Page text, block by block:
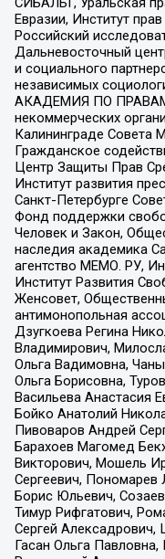
Евразии, Институт
Российский
Дальневосточный
и социального
независимых
АКАДЕМИЯ ПО ПРАВАМ
некоммерческих
Калининграде Совета
Гражданское
Центр Защиты Прав
Институт развития
Санкт-Петербурге
Фонд поддержки
Человек и Закон,
наследия академика
агентство МЕМО. РУ,
Институт Развития
Женсовет,
антимонопольная
Дзугкоева Регина
Владимирович,
Ольга Вадимовна,
Ольга Борисовна,
Васильева Анастасия
Бойко Анатолий
Пивоваров Андрей
Барахоев Магомед
Викторович, Мошель
Сергеевич, Пономарев
Борис Юльевич,
Тимур Рифгатович,
Сергей Алексадрович,
Гасан Ольга